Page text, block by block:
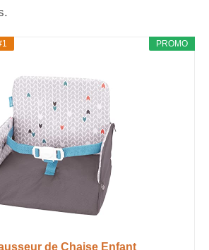
PROMO
de Chaise Enfant